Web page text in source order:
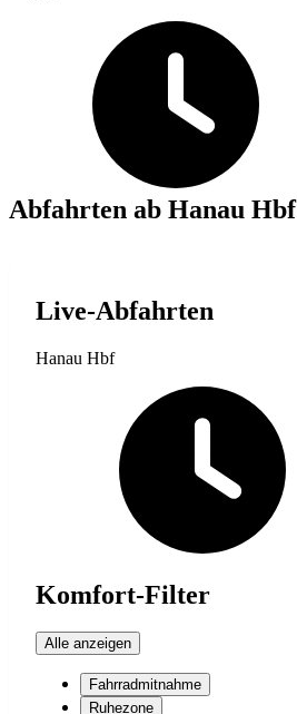
Abfahrten ab Hanau Hbf
Live-Abfahrten
Hanau Hbf
Komfort-Filter
Alle anzeigen
Fahrradmitnahme
Ruhezone